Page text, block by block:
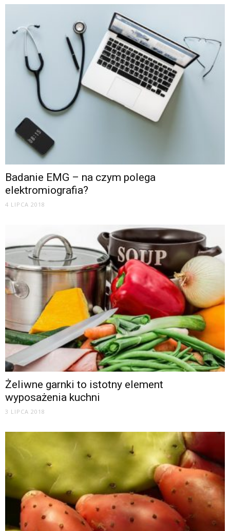
Badanie EMG – na czym polega
elektromiografia?
4 LIPCA 2018
Żeliwne garnki to istotny element
wyposażenia kuchni
3 LIPCA 2018